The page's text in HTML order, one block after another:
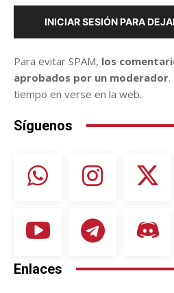
INICIAR SESIÓN PARA
Para evitar SPAM, los
aprobados por un moderador
tiempo en verse en la web.
Síguenos
Enlaces